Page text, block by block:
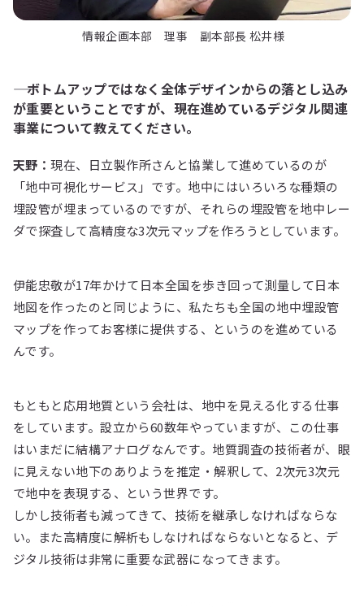
情報企画本部 理事 副本部長 松井様
―― ボトムアップではなく全体デザインからの落とし込み
が重要ということですが、現在進めているデジタル関連
事業について教えてください。
天野：現在、日立製作所さんと協業して進めているのが
「地中可視化サービス」です。地中にはいろいろな種類の
埋設管が埋まっているのですが、それらの埋設管を地中レー
ダで探査して高精度な3次元マップを作ろうとしています。
伊能忠敬が17年かけて日本全国を歩き回って測量して日本
地図を作ったのと同じように、私たちも全国の地中埋設管
マップを作ってお客様に提供する、というのを進めている
んです。
もともと応用地質という会社は、地中を見える化する仕事
をしています。設立から60数年やっていますが、この仕事
はいまだに結構アナログなんです。地質調査の技術者が、眼
に見えない地下のありようを推定・解釈して、2次元3次元
で地中を表現する、という世界です。
しかし技術者も減ってきて、技術を継承しなければならな
い。また高精度に解析もしなければならないとなると、デ
ジタル技術は非常に重要な武器になってきます。